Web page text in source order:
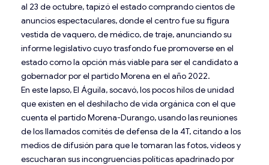
al 23 de octubre, tapizó el estado comprando cientos de
anuncios espectaculares, donde el centro fue su figura
vestida de vaquero, de médico, de traje, anunciando su
informe legislativo cuyo trasfondo fue promoverse en el
estado como la opción más viable para ser el candidato a
gobernador por el partido Morena en el año 2022.
En este lapso, El Águila, socavó, los pocos hilos de unidad
que existen en el deshilacho de vida orgánica con el que
cuenta el partido Morena-Durango, usando las reuniones
de los llamados comités de defensa de la 4T, citando a los
medios de difusión para que le tomaran las fotos, videos y
escucharan sus incongruencias políticas apadrinado por